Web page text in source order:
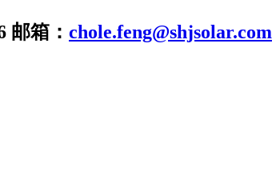
邮箱： chole.feng@shjsolar.com